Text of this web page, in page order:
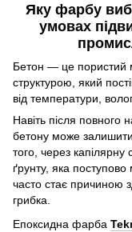
Яку фарбу
умовах
Бетон — це пористий
структурою, який
від температури,
Навіть після повного
бетону може
того, через
ґрунту, яка
часто стає причиною
грибка.
Епоксидна фарба